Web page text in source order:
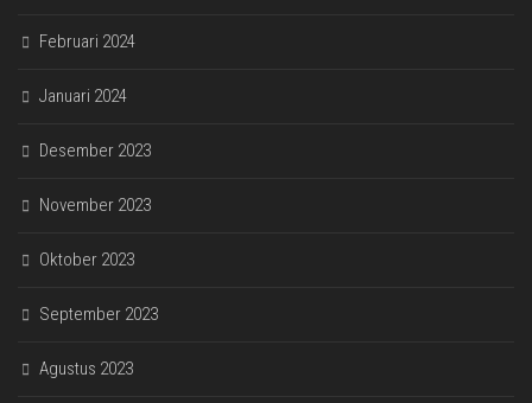
Februari 2024
Januari 2024
Desember 2023
November 2023
Oktober 2023
September 2023
Agustus 2023